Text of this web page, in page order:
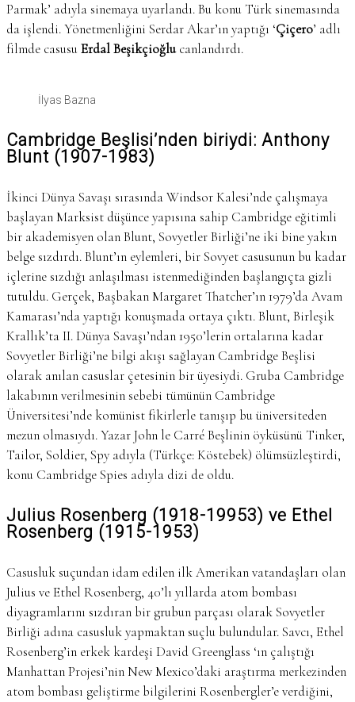
Parmak’ adıyla sinemaya uyarlandı. Bu konu Türk sinemasında
da işlendi. Yönetmenliğini Serdar Akar’ın yaptığı ‘Çiçero’ adlı
filmde casusuErdal Beşikçioğlucanlandırdı.
İlyas Bazna
Cambridge Beşlisi’nden biriydi: Anthony
Blunt (1907-1983)
İkinci Dünya Savaşı sırasında Windsor Kalesi’nde çalışmaya
başlayan Marksist düşünce yapısına sahip Cambridge eğitimli
bir akademisyen olan Blunt, Sovyetler Birliği’ne iki bine yakın
belge sızdırdı. Blunt’ın eylemleri, bir Sovyet casusunun bu kadar
içlerine sızdığı anlaşılması istenmediğinden başlangıçta gizli
tutuldu. Gerçek, Başbakan Margaret Thatcher’ın 1979’da Avam
Kamarası’nda yaptığı konuşmada ortaya çıktı. Blunt, Birleşik
Krallık’ta II. Dünya Savaşı’ndan 1950’lerin ortalarına kadar
Sovyetler Birliği’ne bilgi akışı sağlayan Cambridge Beşlisi
olarak anılan casuslar çetesinin bir üyesiydi. Gruba Cambridge
lakabının verilmesinin sebebi tümünün Cambridge
Üniversitesi’nde komünist fikirlerle tanışıp bu üniversiteden
mezun olmasıydı. Yazar John le Carré Beşlinin öyküsünü Tinker,
Tailor, Soldier, Spy adıyla (Türkçe: Köstebek) ölümsüzleştirdi,
konu Cambridge Spies adıyla dizi de oldu.
Julius Rosenberg (1918-19953) ve Ethel
Rosenberg (1915-1953)
Casusluk suçundan idam edilen ilk Amerikan vatandaşları olan
Julius ve Ethel Rosenberg, 40’lı yıllarda atom bombası
diyagramlarını sızdıran bir grubun parçası olarak Sovyetler
Birliği adına casusluk yapmaktan suçlu bulundular. Savcı, Ethel
Rosenberg’in erkek kardeşi David Greenglass ‘ın çalıştığı
Manhattan Projesi’nin New Mexico’daki araştırma merkezinden
atom bombası geliştirme bilgilerini Rosenbergler’e verdiğini,